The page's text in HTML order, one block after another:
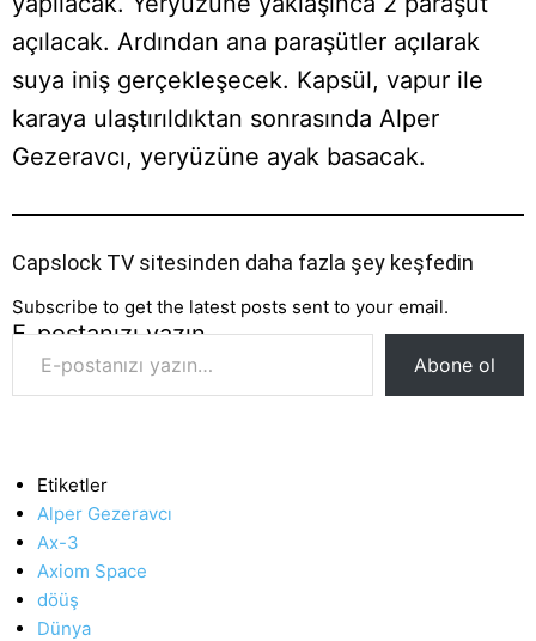
açılacak. Ardından ana paraşütler açılarak
suya iniş gerçekleşecek. Kapsül, vapur ile
karaya ulaştırıldıktan sonrasında Alper
Gezeravcı, yeryüzüne ayak basacak.
Capslock TV sitesinden daha fazla şey keşfedin
Subscribe to get the latest posts sent to your email.
E-postanızı yazın…
Abone ol
Etiketler
Alper Gezeravcı
Ax-3
Axiom Space
döüş
Dünya